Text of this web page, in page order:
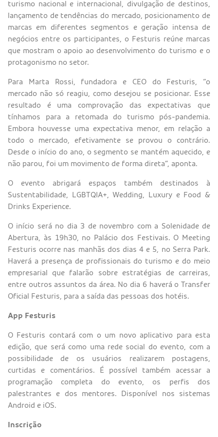
turismo nacional e internacional, divulgação de destinos,
lançamento de tendências do mercado, posicionamento de
marcas em diferentes segmentos e geração intensa de
negócios entre os participantes, o Festuris reúne marcas
que mostram o apoio ao desenvolvimento do turismo e o
protagonismo no setor.
Para Marta Rossi, fundadora e CEO do Festuris, “o
mercado não só reagiu, como desejou se posicionar. Esse
resultado é uma comprovação das expectativas que
tínhamos para a retomada do turismo pós-pandemia.
Embora houvesse uma expectativa menor, em relação a
todo o mercado, efetivamente se provou o contrário.
Desde o início do ano, o segmento se mantém aquecido, e
não parou, foi um movimento de forma direta”, aponta.
O evento abrigará espaços também destinados à
Sustentabilidade, LGBTQIA+, Wedding, Luxury e Food &
Drinks Experience.
O início será no dia 3 de novembro com a Solenidade de
Abertura, às 19h30, no Palácio dos Festivais. O Meeting
Festuris ocorre nas manhãs dos dias 4 e 5, no Serra Park.
Haverá a presença de profissionais do turismo e do meio
empresarial que falarão sobre estratégias de carreiras,
entre outros assuntos da área. No dia 6 haverá o Transfer
Oficial Festuris, para a saída das pessoas dos hotéis.
App Festuris
O Festuris contará com o um novo aplicativo para esta
edição, que será como uma rede social do evento, com a
possibilidade de os usuários realizarem postagens,
curtidas e comentários. É possível também acessar a
programação completa do evento, os perfis dos
palestrantes e dos mentores. Disponível nos sistemas
Android e iOS.
Inscrição